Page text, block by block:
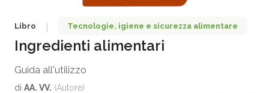
Libro Tecnologie, igiene e sicurezza alimentare
Ingredienti alimentari
Guida all'utilizzo
di AA. VV. (Autore)